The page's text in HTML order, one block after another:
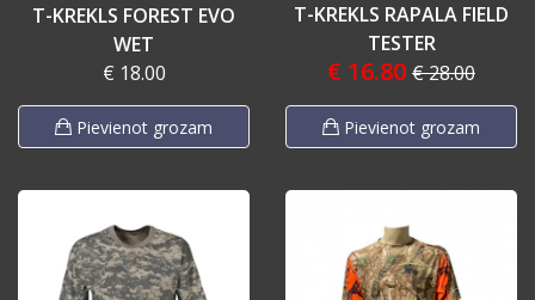
T-KREKLS FOREST EVO
WET
€ 18.00
Pievienot grozam
T-KREKLS RAPALA FIELD
TESTER
€ 16.80 € 28.00
Pievienot grozam